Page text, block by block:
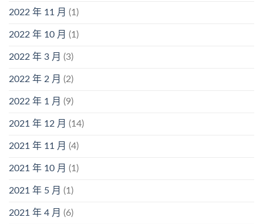
2022 年 11 月 (1)
2022 年 10 月 (1)
2022 年 3 月 (3)
2022 年 2 月 (2)
2022 年 1 月 (9)
2021 年 12 月 (14)
2021 年 11 月 (4)
2021 年 10 月 (1)
2021 年 5 月 (1)
2021 年 4 月 (6)